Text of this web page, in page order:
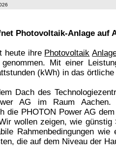
Photovoltaik-Anlage auf
heute ihre Photovoltaik
Mit einer
(kWh) in das
Dach des
AG im Raum
die PHOTON Power AG
wollen zeigen, wie
Rahmenbedingungen
die auf dem Niveau der